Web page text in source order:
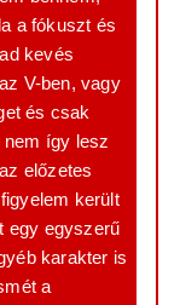
a fókuszt és
kevés
V-ben, vagy
és csak
nem így lesz
előzetes
került
egy egyszerű
karakter is
a